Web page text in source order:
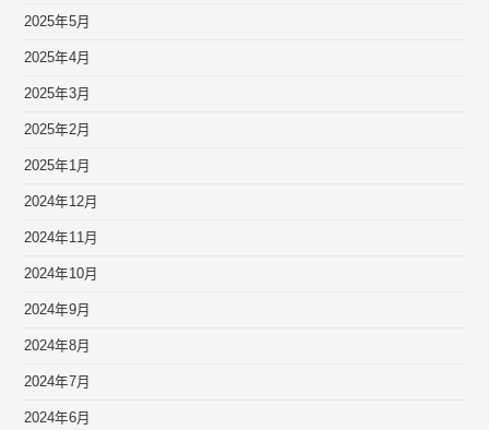
2025年5月
2025年4月
2025年3月
2025年2月
2025年1月
2024年12月
2024年11月
2024年10月
2024年9月
2024年8月
2024年7月
2024年6月